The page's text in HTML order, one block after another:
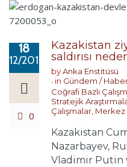
18
12/2016
0
Kazakistan
saldırısı
byAnka Enstitüsü
in Gündem /
Coğrafi Bazlı
Stratejik
Çalışmalar Merkez
Kazakistan
Nazarbayev,
Vladimir Putin